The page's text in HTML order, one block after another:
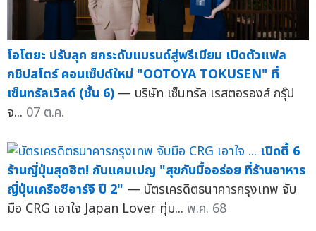
โอโตยะ ปรับลุค ยกระดับแบรนด์สู่พรีเมียม เปิดตัวแฟล
กชิปสโตร์ คอนเซ็ปต์ใหม่ "OOTOYA TOKUSEN" ที่
เซ็นทรัลเวิลด์ (ชั้น 6) — บริษัท เซ็นทรัล เรสตอรองส์ กรุ๊ป
จ... 07 ต.ค.
เปิดตี้ 6
ร้านญี่ปุ่นสุดฮิต! กับแคมเปญ "สุขกับมื้ออร่อย ที่ร้านอาหาร
ญี่ปุ่นเครือซีอาร์จี ปี 2" — บัตรเครดิตธนาคารกรุงเทพ จับ
มือ CRG เอาใจ Japan Lover ทุ่ม... พ.ค. 68